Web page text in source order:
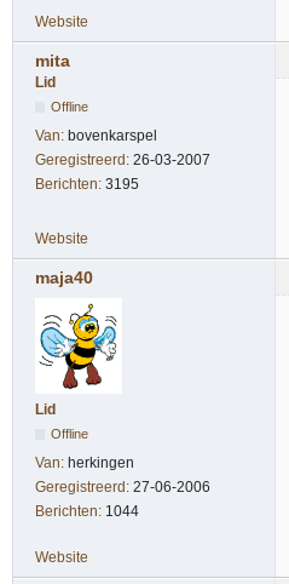
Website
mita
Lid
Offline
Van: bovenkarspel
Geregistreerd: 26-03-2007
Berichten: 3195
Website
maja40
Lid
Offline
Van: herkingen
Geregistreerd: 27-06-2006
Berichten: 1044
Website